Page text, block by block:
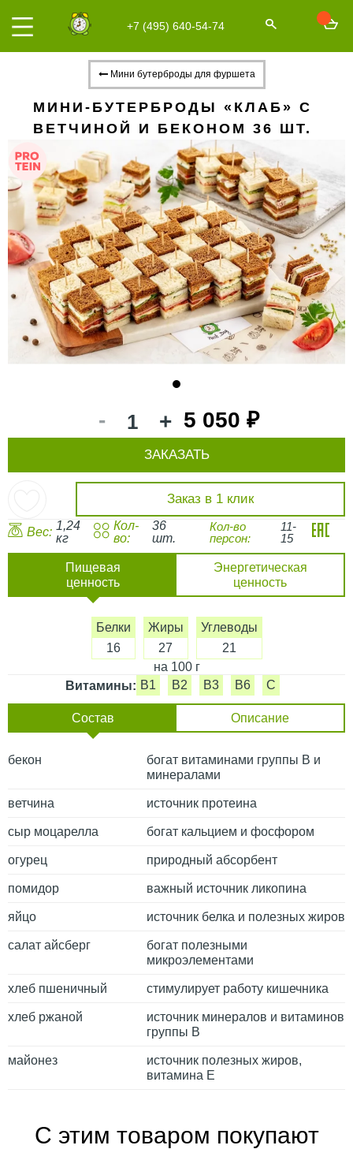
+7 (495) 640-54-74
Мини бутерброды для фуршета
МИНИ-БУТЕРБРОДЫ «КЛАБ» С
ВЕТЧИНОЙ И БЕКОНОМ 36 ШТ.
- + 5 050 ₽
Заказ в 1 клик
ЗАКАЗАТЬ
Вес: 1,24
кг
Кол-
во:
36
шт.
Кол-во
персон:
11-
15
Пищевая
ценность
Энергетическая
ценность
Белки
16
Жиры
27
Углеводы
21
на 100 г
Витамины: B1 B2 B3 B6 C
Состав Описание
бекон
богат витаминами группы B и
минералами
ветчина источник протеина
сыр моцарелла богат кальцием и фосфором
огурец природный абсорбент
помидор важный источник ликопина
яйцо источник белка и полезных жиров
салат айсберг
богат полезными
микроэлементами
хлеб пшеничный стимулирует работу кишечника
хлеб ржаной
источник минералов и витаминов
группы B
майонез
источник полезных жиров,
витамина Е
С этим товаром покупают